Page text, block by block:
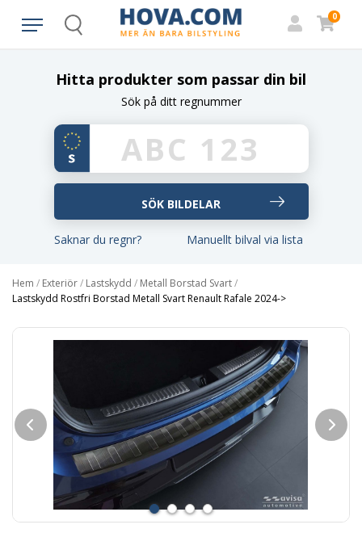
Search
0
Hitta produkter som passar din bil
Sök på ditt regnummer
Saknar du regnr? Manuellt bilval via lista
Hem / Exteriör/ Lastskydd / Metall Borstad Svart/
Lastskydd Rostfri Borstad Metall Svart Renault Rafale 2024->